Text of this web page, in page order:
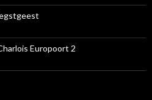
Europoort 2